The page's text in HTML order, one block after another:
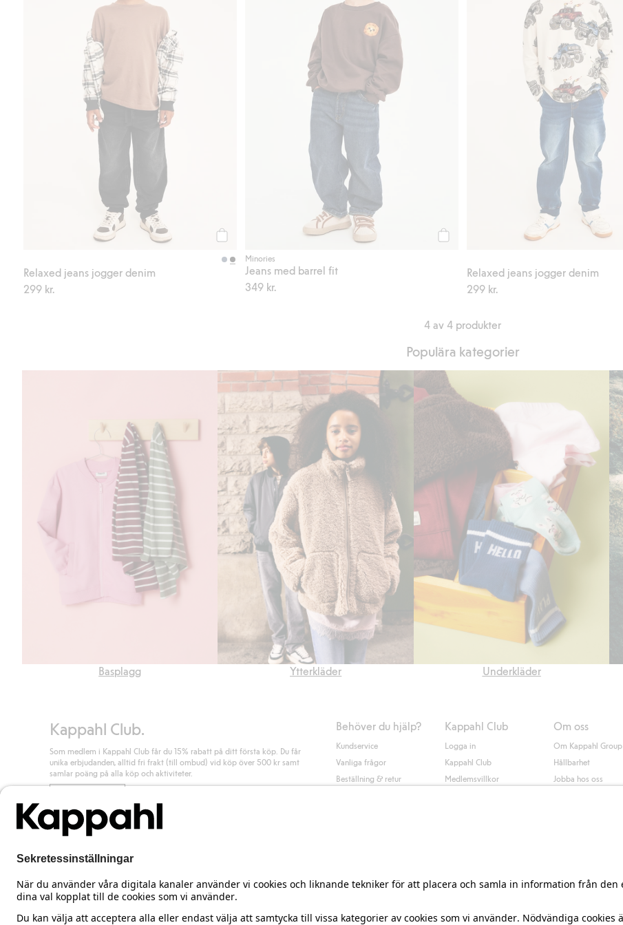
Relaxed jeans jogger denim
299 kr.
Minories
Jeans med barrel fit
349 kr.
Relaxed jeans jogger denim
299 kr.
4 av 4 produkter
Populära kategorier
Basplagg Ytterkläder Underkläder
Kappahl Club.
Som medlem i Kappahl Club får du 15% rabatt på ditt första köp. Du får
unika erbjudanden, alltid fri frakt (till ombud) vid köp över 500 kr samt
samlar poäng på alla köp och aktiviteter.
Behöver du hjälp?
Kundservice
Vanliga frågor
Beställning & retur
Kappahl Club
Logga in
Kappahl Club
Medlemsvillkor
Om oss
Om Kappahl Group
Hållbarhet
Jobba hos oss
Sweden Ändra land